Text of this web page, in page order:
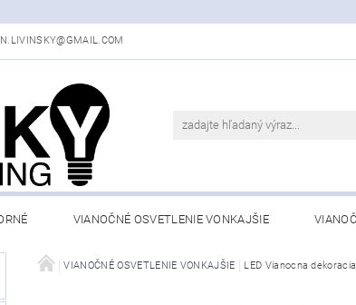
VIANOČNÉ OSVETLENIE VONKAJŠIE
VIANOČNÉ OSVETLENIE VONKAJŠIE LED Vianocna